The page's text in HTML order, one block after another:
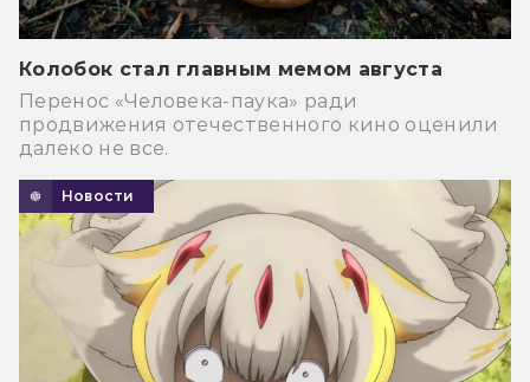
Колобок стал главным мемом августа
Перенос «Человека-паука» ради
продвижения отечественного кино оценили
далеко не все.
Новости